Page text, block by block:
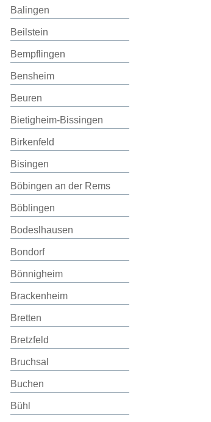
Balingen
Beilstein
Bempflingen
Bensheim
Beuren
Bietigheim-Bissingen
Birkenfeld
Bisingen
Böbingen an der Rems
Böblingen
Bodeslhausen
Bondorf
Bönnigheim
Brackenheim
Bretten
Bretzfeld
Bruchsal
Buchen
Bühl